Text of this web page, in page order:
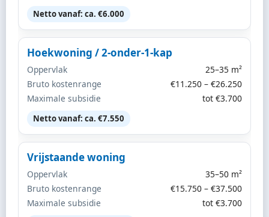
Netto vanaf: ca. €6.000
Hoekwoning / 2-onder-1-kap
Oppervlak
25–35 m²
Bruto kostenrange
€11.250 – €26.250
Maximale subsidie
tot €3.700
Netto vanaf: ca. €7.550
Vrijstaande woning
Oppervlak
35–50 m²
Bruto kostenrange
€15.750 – €37.500
Maximale subsidie
tot €3.700